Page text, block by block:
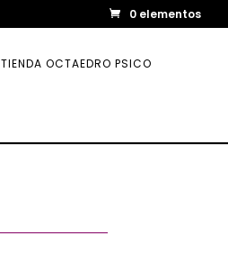
0 elementos
TIENDA OCTAEDRO PSICO